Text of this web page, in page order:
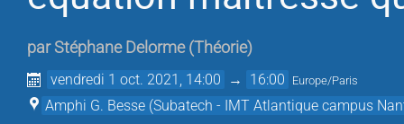
par Stéphane Delorme (Théorie)
vendredi 1 oct. 2021, 14:00 → 16:00 Europe/Paris
Amphi G. Besse (Subatech - IMT Atlantique campus